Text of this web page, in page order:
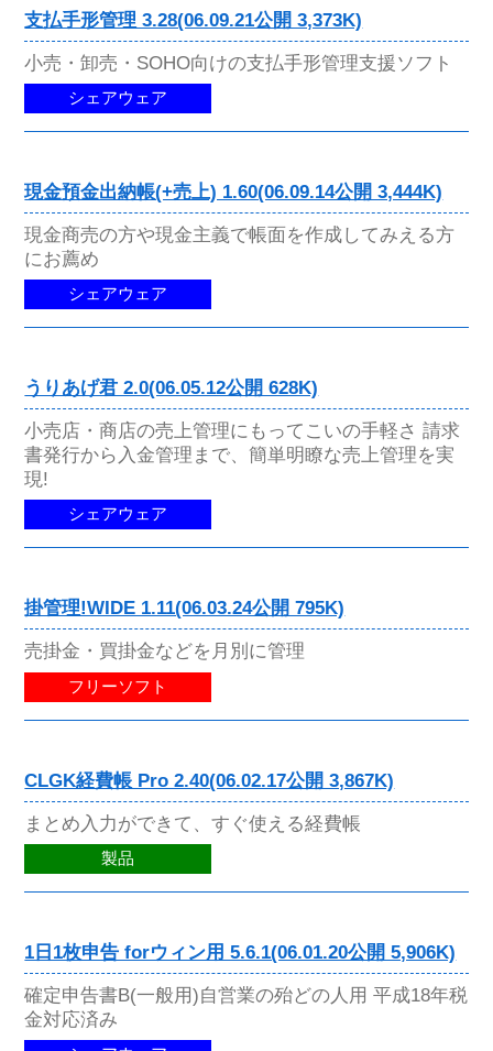
支払手形管理 3.28(06.09.21公開 3,373K)
小売・卸売・SOHO向けの支払手形管理支援ソフト
シェアウェア
現金預金出納帳(+売上) 1.60(06.09.14公開 3,444K)
現金商売の方や現金主義で帳面を作成してみえる方
にお薦め
シェアウェア
うりあげ君 2.0(06.05.12公開 628K)
小売店・商店の売上管理にもってこいの手軽さ 請求
書発行から入金管理まで、簡単明瞭な売上管理を実
現!
シェアウェア
掛管理!WIDE 1.11(06.03.24公開 795K)
売掛金・買掛金などを月別に管理
フリーソフト
CLGK経費帳 Pro 2.40(06.02.17公開 3,867K)
まとめ入力ができて、すぐ使える経費帳
製品
1日1枚申告 forウィン用 5.6.1(06.01.20公開 5,906K)
確定申告書B(一般用)自営業の殆どの人用 平成18年税
金対応済み